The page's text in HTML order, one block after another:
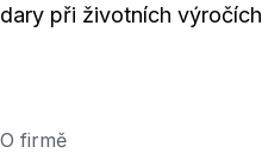
dary při životních
O firmě